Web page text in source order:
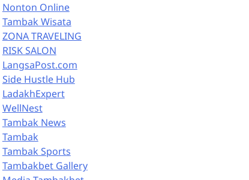
Nonton Online
Tambak Wisata
ZONA TRAVELING
RISK SALON
LangsaPost.com
Side Hustle Hub
LadakhExpert
WellNest
Tambak News
Tambak
Tambak Sports
Tambakbet Gallery